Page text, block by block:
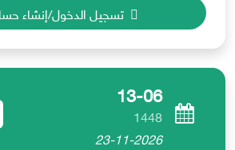
تسجيل الدخول/إنشاء
13-06
1448
23-11-2026